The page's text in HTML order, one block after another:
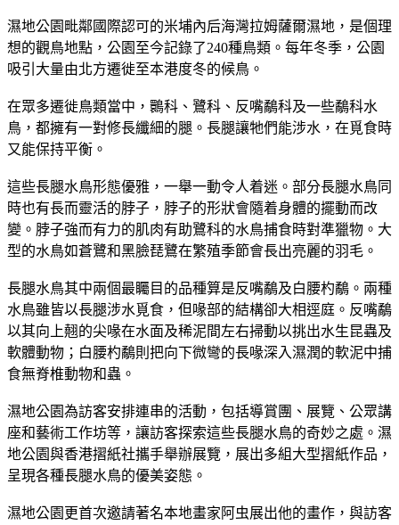
濕地公園毗鄰國際認可的米埔內后海灣拉姆薩爾濕地，是個理
想的觀鳥地點，公園至今記錄了240種鳥類。每年冬季，公園
吸引大量由北方遷徙至本港度冬的候鳥。
在眾多遷徙鳥類當中，䴉科、鷺科、反嘴鷸科及一些鷸科水
鳥，都擁有一對修長纖細的腿。長腿讓牠們能涉水，在覓食時
又能保持平衡。
這些長腿水鳥形態優雅，一舉一動令人着迷。部分長腿水鳥同
時也有長而靈活的脖子，脖子的形狀會隨着身體的擺動而改
變。脖子強而有力的肌肉有助鷺科的水鳥捕食時對準獵物。大
型的水鳥如蒼鷺和黑臉琵鷺在繁殖季節會長出亮麗的羽毛。
長腿水鳥其中兩個最矚目的品種算是反嘴鷸及白腰杓鷸。兩種
水鳥雖皆以長腿涉水覓食，但喙部的結構卻大相逕庭。反嘴鷸
以其向上翹的尖喙在水面及稀泥間左右掃動以挑出水生昆蟲及
軟體動物；白腰杓鷸則把向下微彎的長喙深入濕潤的軟泥中捕
食無脊椎動物和蟲。
濕地公園為訪客安排連串的活動，包括導賞團、展覽、公眾講
座和藝術工作坊等，讓訪客探索這些長腿水鳥的奇妙之處。濕
地公園與香港摺紙社攜手舉辦展覽，展出多組大型摺紙作品，
呈現各種長腿水鳥的優美姿態。
濕地公園更首次邀請著名本地畫家阿虫展出他的畫作，與訪客